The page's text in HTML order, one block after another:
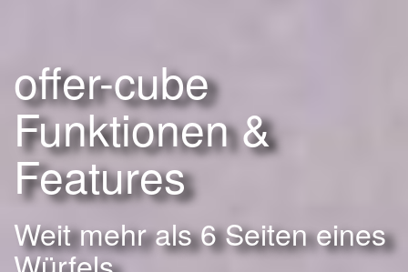
offer-cube
Funktionen &
Features
Weit mehr als 6 Seiten eines